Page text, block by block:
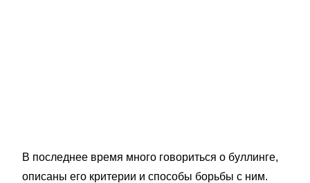
В последнее время много говориться о буллинге,
описаны его критерии и способы борьбы с ним.